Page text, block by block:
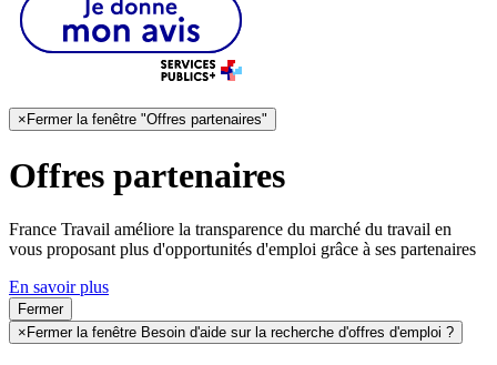
× Fermer la fenêtre "Offres partenaires"
Offres partenaires
France Travail améliore la transparence du marché du travail en
vous proposant plus d'opportunités d'emploi grâce à ses partenaires
En savoir plus
Fermer
× Fermer la fenêtre Besoin d'aide sur la recherche d'offres d'emploi ?